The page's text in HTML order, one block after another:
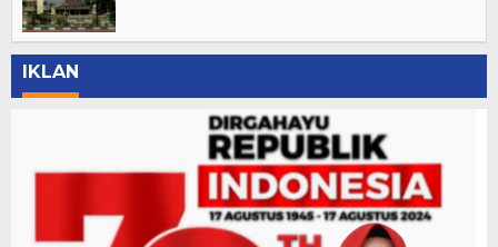
IKLAN